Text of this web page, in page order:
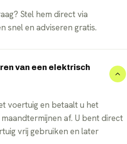
Stel hem direct via
snel en adviseren gratis.
van een elektrisch
voertuig en betaalt u het
af. U bent direct
vrij gebruiken en later